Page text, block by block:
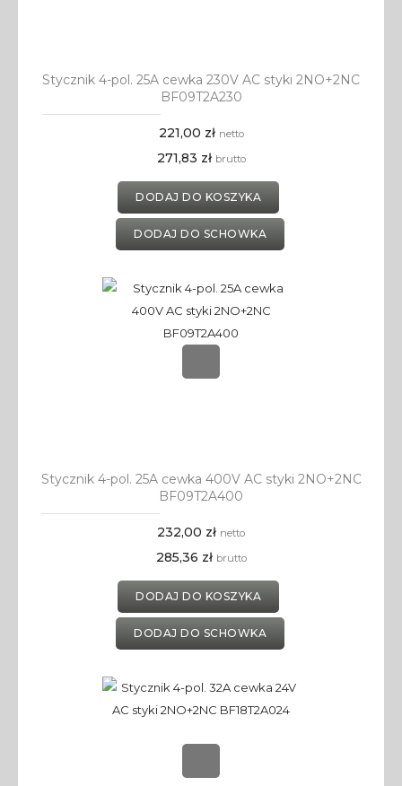
Stycznik 4-pol. 25A cewka 230V AC styki 2NO+2NC
BF09T2A230
221,00 zł netto
271,83 zł brutto
DODAJ DO KOSZYKA
DODAJ DO SCHOWKA
Stycznik 4-pol. 25A cewka 400V AC styki 2NO+2NC
BF09T2A400
232,00 zł netto
285,36 zł brutto
DODAJ DO KOSZYKA
DODAJ DO SCHOWKA